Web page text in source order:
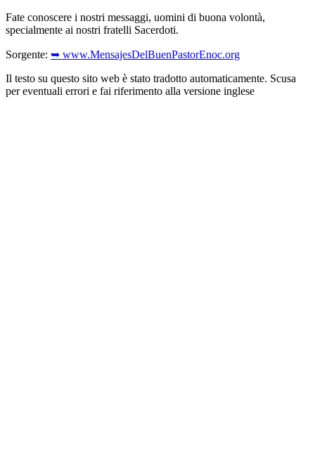
Fate conoscere i nostri messaggi, uomini di buona volontà,
specialmente ai nostri fratelli Sacerdoti.
Sorgente: ➥ www.MensajesDelBuenPastorEnoc.org
Il testo su questo sito web è stato tradotto automaticamente. Scusa
per eventuali errori e fai riferimento alla versione inglese